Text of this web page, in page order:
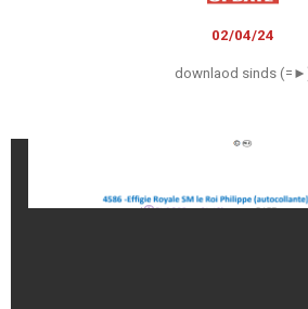
02/04/24
downlaod sinds